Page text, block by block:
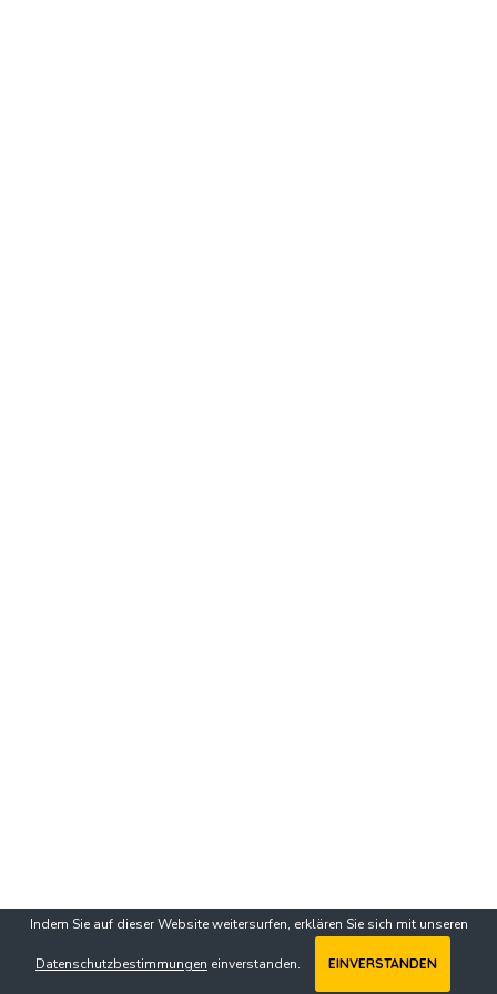
Indem Sie auf dieser Website weitersurfen, erklären Sie sich mit unseren
Datenschutzbestimmungen einverstanden. EINVERSTANDEN